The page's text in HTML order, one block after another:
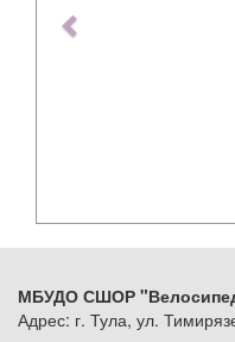
МБУДО СШОР
Адрес: г. Тула, ул.